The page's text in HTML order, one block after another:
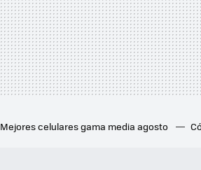
Mejores celulares gama media agosto